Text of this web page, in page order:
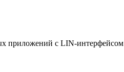
приложений с LIN-интерфейсом